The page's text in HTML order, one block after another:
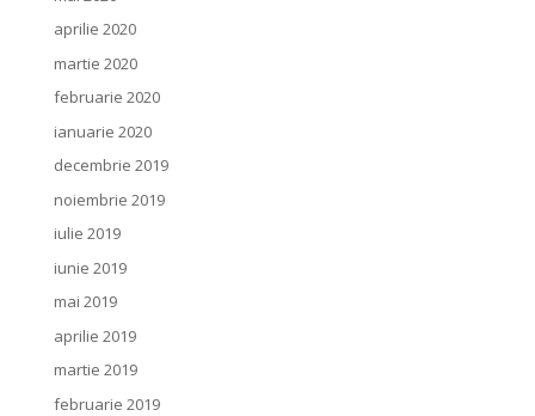
aprilie 2020
martie 2020
februarie 2020
ianuarie 2020
decembrie 2019
noiembrie 2019
iulie 2019
iunie 2019
mai 2019
aprilie 2019
martie 2019
februarie 2019